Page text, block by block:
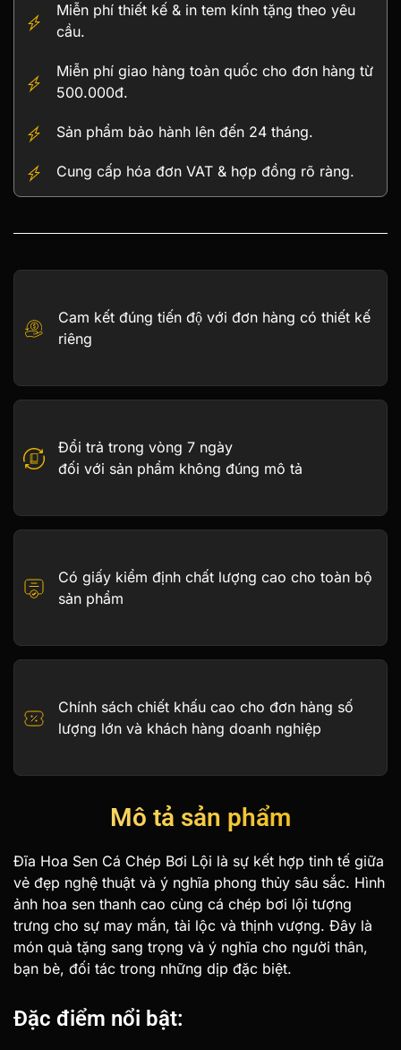
thịnh
vàng
lượng
Miễn phí thiết kế & in tem kính tặng theo yêu
cầu.
Miễn phí giao hàng toàn quốc cho đơn hàng từ
500.000đ.
Sản phẩm bảo hành lên đến 24 tháng.
Cung cấp hóa đơn VAT & hợp đồng rõ ràng.
Cam kết đúng tiến độ với đơn hàng có thiết kế
riêng
Đổi trả trong vòng 7 ngày
đối với sản phẩm không đúng mô tả
Có giấy kiểm định chất lượng cao cho toàn bộ
sản phẩm
Chính sách chiết khấu cao cho đơn hàng số
lượng lớn và khách hàng doanh nghiệp
Mô tả sản phẩm
Đĩa Hoa Sen Cá Chép Bơi Lội là sự kết hợp tinh tế giữa
vẻ đẹp nghệ thuật và ý nghĩa phong thủy sâu sắc. Hình
ảnh hoa sen thanh cao cùng cá chép bơi lội tượng
trưng cho sự may mắn, tài lộc và thịnh vượng. Đây là
món quà tặng sang trọng và ý nghĩa cho người thân,
bạn bè, đối tác trong những dịp đặc biệt.
Đặc điểm nổi bật: